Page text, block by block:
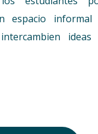
espacio
ideas